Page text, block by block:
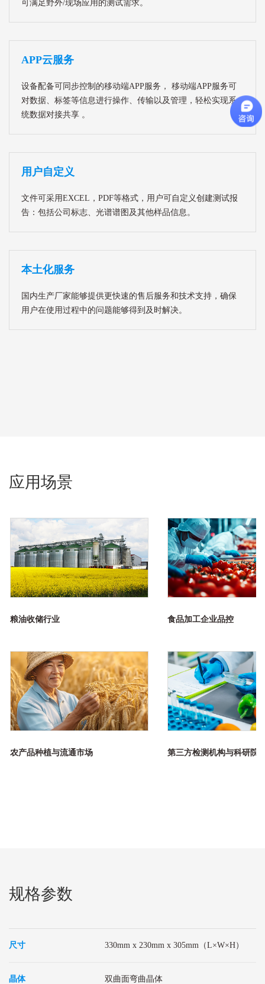
可满足野外/现场应用的测试需求。
APP云服务
设备配备可同步控制的移动端APP服务， 移动端APP服务可
对数据、标签等信息进行操作、传输以及管理，轻松实现系
统数据对接共享 。
用户自定义
文件可采用EXCEL，PDF等格式，用户可自定义创建测试报
告：包括公司标志、光谱谱图及其他样品信息。
本土化服务
国内生产厂家能够提供更快速的售后服务和技术支持，确保
用户在使用过程中的问题能够得到及时解决。
应用场景
粮油收储行业 食品加工企业品控
农产品种植与流通市场 第三方检测机构与科研院
规格参数
尺寸 330mm x 230mm x 305mm（L×W×H）
晶体 双曲面弯曲晶体